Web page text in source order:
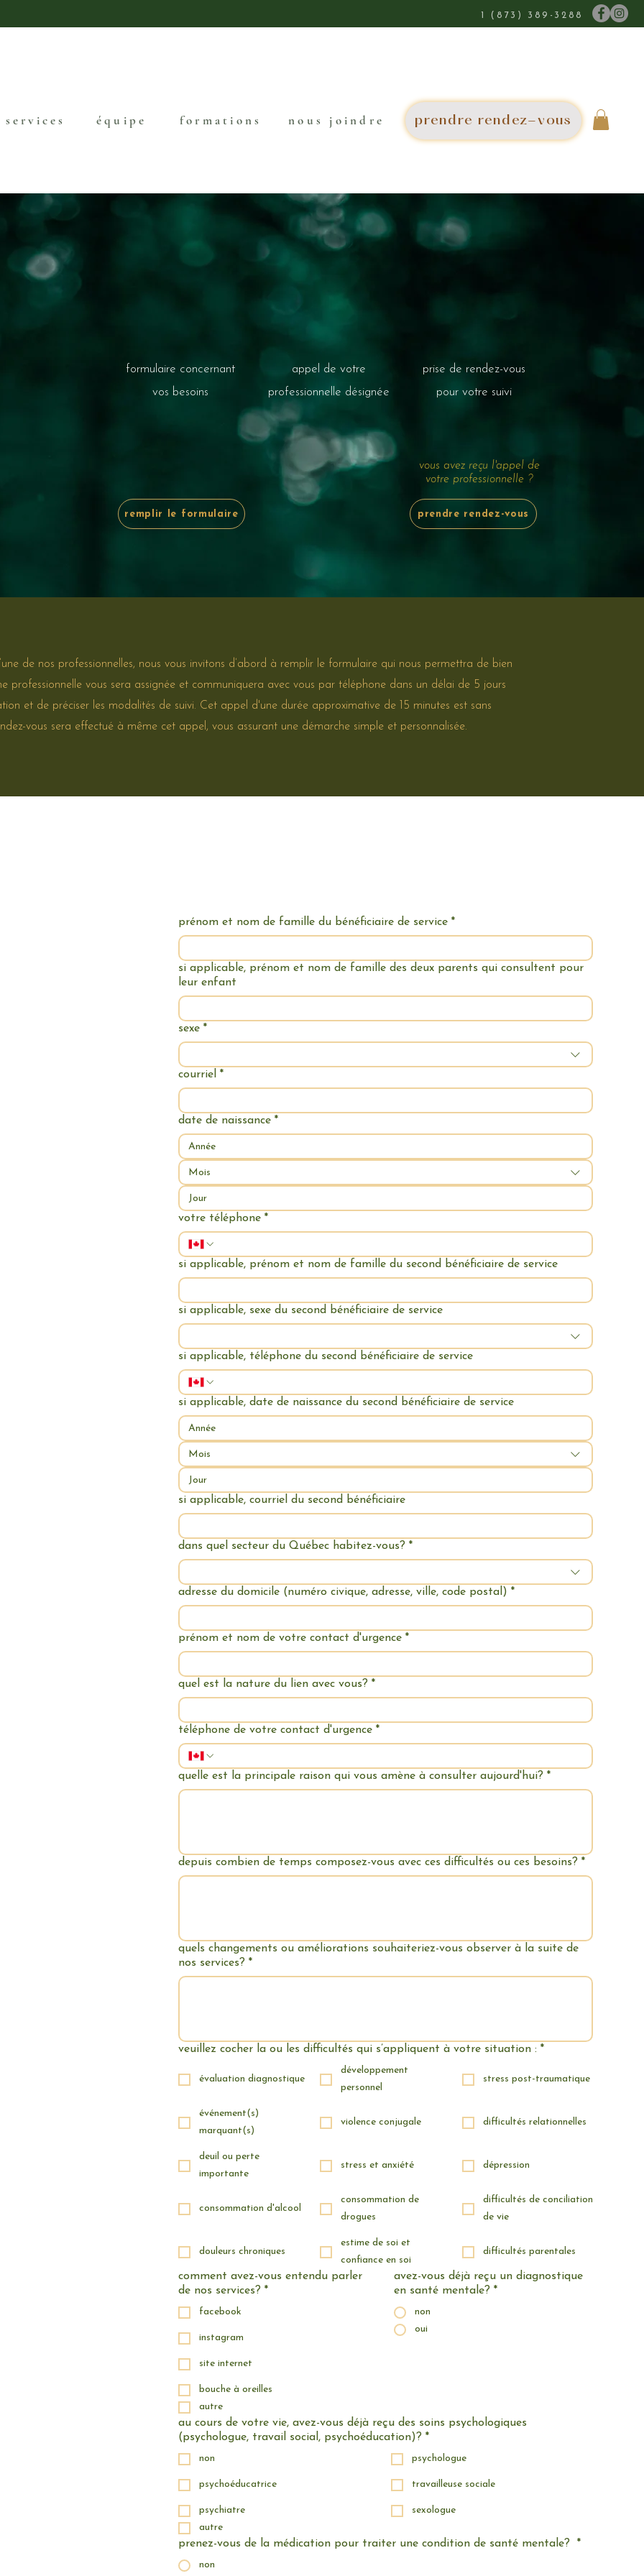
1 (873) 389-3288
nous joindre
services formations
équipe prendre rendez-vous
formulaire concernant
vos besoins
appel de votre
professionnelle désignée
prise de rendez-vous
pour votre suivi
remplir le formulaire
vous avez reçu l'appel de
votre professionnelle ?
prendre rendez-vous
de nos professionnelles, nous vous invitons d’abord à remplir le formulaire qui nous permettra de bien
professionnelle vous sera assignée et communiquera avec vous par téléphone dans un délai de 5 jours
et de préciser les modalités de suivi. Cet appel d'une durée approximative de 15 minutes est sans
vous sera effectué à même cet appel, vous assurant une démarche simple et personnalisée.
prénom et nom de famille du bénéficiaire de service *
si applicable, prénom et nom de famille des deux parents qui consultent pour
leur enfant
sexe *
courriel *
date de naissance *
Mois
votre téléphone *
si applicable, prénom et nom de famille du second bénéficiaire de service
si applicable, sexe du second bénéficiaire de service
si applicable, téléphone du second bénéficiaire de service
si applicable, date de naissance du second bénéficiaire de service
Mois
si applicable, courriel du second bénéficiaire
dans quel secteur du Québec habitez-vous? *
adresse du domicile (numéro civique, adresse, ville, code postal) *
prénom et nom de votre contact d'urgence *
quel est la nature du lien avec vous? *
téléphone de votre contact d'urgence *
quelle est la principale raison qui vous amène à consulter aujourd'hui? *
depuis combien de temps composez-vous avec ces difficultés ou ces besoins? *
quels changements ou améliorations souhaiteriez-vous observer à la suite de
nos services? *
veuillez cocher la ou les difficultés qui s’appliquent à votre situation : *
évaluation diagnostique
développement
personnel
stress post-traumatique
événement(s)
marquant(s)
violence conjugale difficultés relationnelles
deuil ou perte
importante
stress et anxiété dépression
consommation d'alcool
consommation de
drogues
difficultés de conciliation
de vie
douleurs chroniques
estime de soi et
confiance en soi
difficultés parentales
comment avez-vous entendu parler
de nos services? *
facebook
instagram
site internet
bouche à oreilles
autre
avez-vous déjà reçu un diagnostique
en santé mentale? *
non
oui
au cours de votre vie, avez-vous déjà reçu des soins psychologiques
(psychologue, travail social, psychoéducation)? *
non psychologue
psychoéducatrice travailleuse sociale
psychiatre
sexologue
autre
prenez-vous de la médication pour traiter une condition de santé mentale? *
non